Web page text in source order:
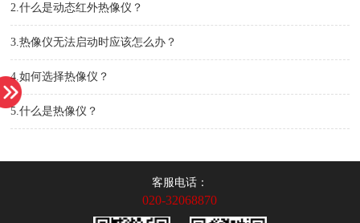
2.什么是动态红外热像仪？
3.热像仪无法启动时应该怎么办？
4.如何选择热像仪？
5.什么是热像仪？
客服电话：
020-32068870